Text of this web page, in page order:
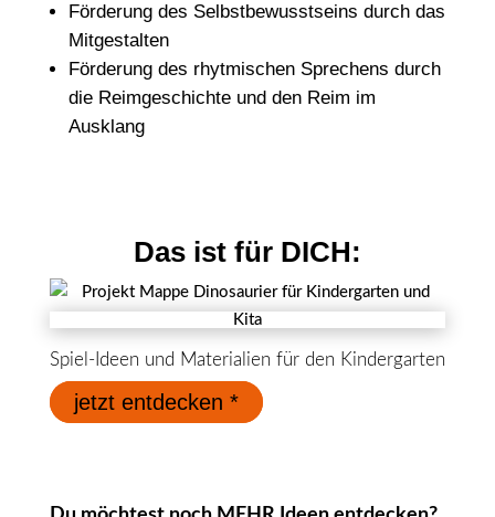
Förderung des Selbstbewusstseins durch das
Mitgestalten
Förderung des rhytmischen Sprechens durch
die Reimgeschichte und den Reim im
Ausklang
Das ist für DICH:
Spiel-Ideen und Materialien für den Kindergarten
jetzt entdecken *